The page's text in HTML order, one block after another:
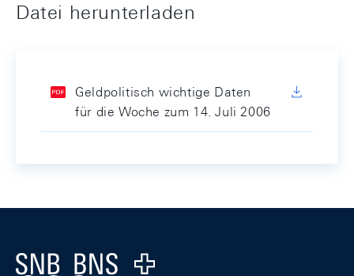
Datei herunterladen
Geldpolitisch wichtige Daten
für die Woche zum 14. Juli 2006
Logo